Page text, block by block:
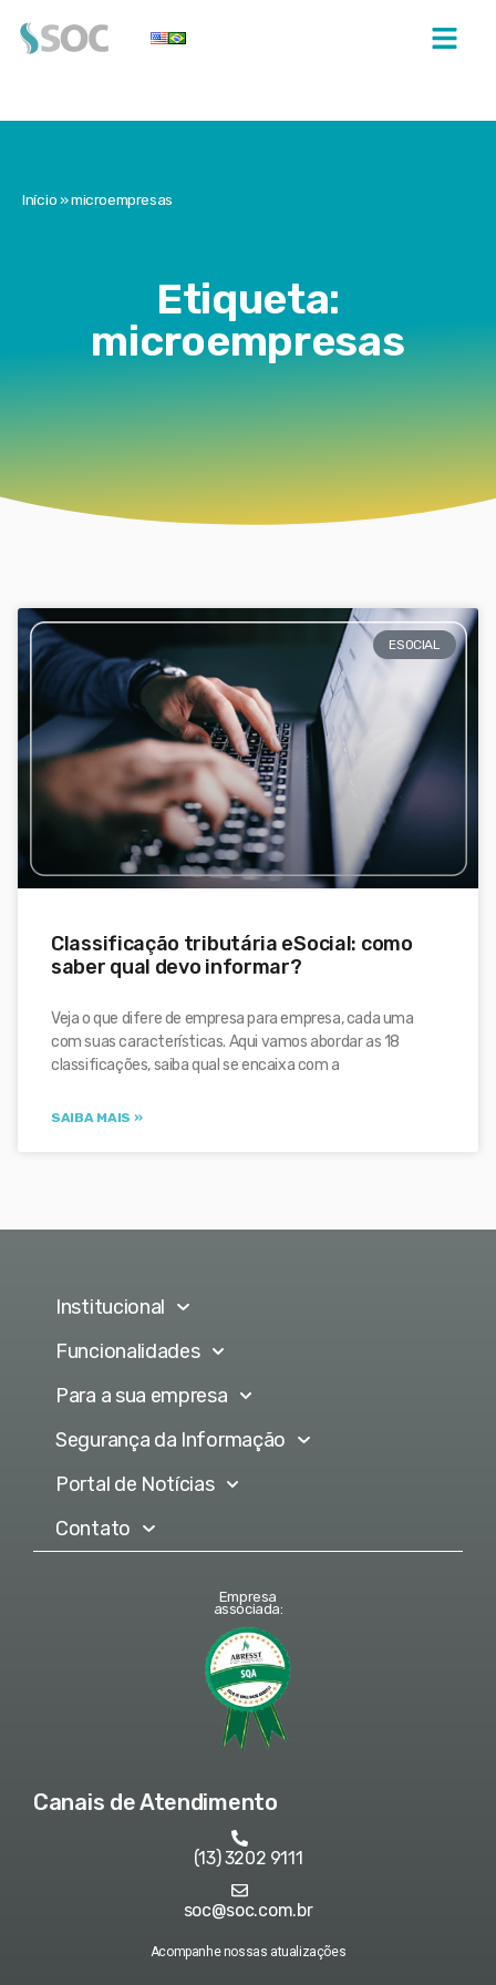
Início»microempresas
Etiqueta:
microempresas
ESOCIAL
Classificação tributária eSocial: como
saber qual devo informar?
Veja o que difere de empresa para empresa, cada uma
com suas características. Aqui vamos abordar as 18
classificações, saiba qual se encaixa com a
SAIBA MAIS »
Institucional
Funcionalidades
Para a sua empresa
Segurança da Informação
Portal de Notícias
Contato
Empresa
associada:
Canais de Atendimento
(13) 3202 9111
soc@soc.com.br
Acompanhe nossas atualizações